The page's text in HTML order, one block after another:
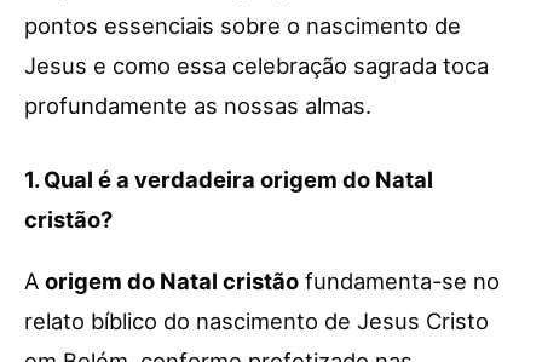
pontos essenciais sobre o nascimento de
Jesus e como essa celebração sagrada toca
profundamente as nossas almas.
1. Qual é a verdadeira origem do Natal
cristão?
A origem do Natal cristão fundamenta-se no
relato bíblico do nascimento de Jesus Cristo